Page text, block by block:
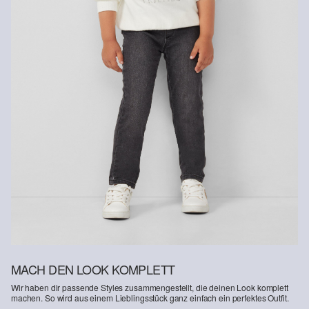
MACH DEN LOOK KOMPLETT
Wir haben dir passende Styles zusammengestellt, die deinen Look komplett
machen. So wird aus einem Lieblingsstück ganz einfach ein perfektes Outfit.